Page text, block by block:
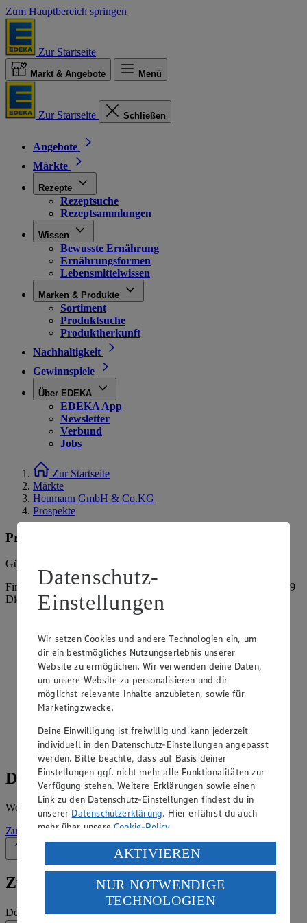
Zum Hauptbereich springen
Zur Startseite
Markt & Angebote Menü
Zur Startseite Schließen
Angebote
Märkte
Rezepte
Rezeptsuche
Rezeptsammlungen
Wissen
Bewusste Ernährung
Ernährungsformen
Lebensmittelwissen
Marken & Produkte
Sortiment
Produktsuche
Produktherkunft
Nachhaltigkeit
Gewinnspiele
Über EDEKA
EDEKA App
Newsletter
Verbund
Jobs
Zur Startseite
Märkte
Heumann GmbH & Co.KG
Prospekte
Prospekte
Gültig vom
Firma: Heumann GmbH & Co.KG, Rhenegger Straße 5-11, 34519
Diemelsee
ansehen
Siehe dir die Angebote der Woche deines Marktes im
digitalen Blätterkatalog an.
Prospekt Edeka_Neukauf_4313865016335 im Browser
Details zum Markt
Weitere Informationen – alles auf einem Blick.
Zur Marktseite
Zum Newsletter anmelden
Deine E-Mail-Adresse (Pflichtfeld)
Datenschutz-
Einstellungen
Wir setzen Cookies und andere Technologien ein, um
dir ein bestmögliches Nutzungserlebnis unserer
Website zu ermöglichen. Wir verwenden deine Daten,
um unsere Website zu personalisieren und dir
möglichst relevante Inhalte anzubieten, sowie für
Marketingzwecke.
Deine Einwilligung ist freiwillig und kann jederzeit
individuell in den Datenschutz-Einstellungen angepasst
werden. Bitte beachte, dass auf Basis deiner
Einstellungen ggf. nicht mehr alle Funktionalitäten zur
Verfügung stehen. Weitere Erklärungen sowie einen
Link zu den Datenschutz-Einstellungen findest du in
unserer Datenschutzerklärung. Hier erfährst du auch
mehr über unsereCookie-Policy.
Verarbeitung deiner personenbezogenen Daten in den
USA durch Facebook und YouTube:
Wenn du auf „Aktivieren“ klickst, willigst du im Sinne
des Art. 49 Abs. 1 Satz 1 lit. a) DSGVO ein, dass deine
Daten in den USA verarbeitet werden. Der EuGH sieht
AKTIVIEREN
NUR NOTWENDIGE
TECHNOLOGIEN